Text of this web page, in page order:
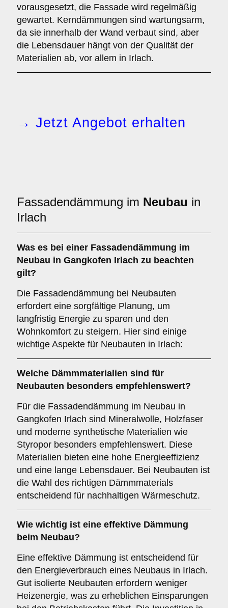
vorausgesetzt, die Fassade wird regelmäßig
gewartet. Kerndämmungen sind wartungsarm,
da sie innerhalb der Wand verbaut sind, aber
die Lebensdauer hängt von der Qualität der
Materialien ab, vor allem in Irlach.
→ Jetzt Angebot erhalten
Fassadendämmung im Neubau in
Irlach
Was es bei einer Fassadendämmung im
Neubau in Gangkofen Irlach zu beachten
gilt?
Die Fassadendämmung bei Neubauten
erfordert eine sorgfältige Planung, um
langfristig Energie zu sparen und den
Wohnkomfort zu steigern. Hier sind einige
wichtige Aspekte für Neubauten in Irlach:
Welche Dämmmaterialien sind für
Neubauten besonders empfehlenswert?
Für die Fassadendämmung im Neubau in
Gangkofen Irlach sind Mineralwolle, Holzfaser
und moderne synthetische Materialien wie
Styropor besonders empfehlenswert. Diese
Materialien bieten eine hohe Energieeffizienz
und eine lange Lebensdauer. Bei Neubauten ist
die Wahl des richtigen Dämmmaterials
entscheidend für nachhaltigen Wärmeschutz.
Wie wichtig ist eine effektive Dämmung
beim Neubau?
Eine effektive Dämmung ist entscheidend für
den Energieverbrauch eines Neubaus in Irlach.
Gut isolierte Neubauten erfordern weniger
Heizenergie, was zu erheblichen Einsparungen